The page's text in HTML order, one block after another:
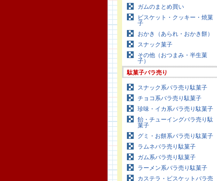
ガムのまとめ買い
ビスケット・クッキー・焼菓
子
おかき（あられ・おかき餅）
スナック菓子
その他（おつまみ・半生菓
子）
駄菓子バラ売り
スナック系バラ売り駄菓子
チョコ系バラ売り駄菓子
珍味・イカ系バラ売り駄菓子
飴・チューイングバラ売り駄
菓子
グミ・お餅系バラ売り駄菓子
ラムネバラ売り駄菓子
ガム系バラ売り駄菓子
ラーメン系バラ売り駄菓子
カステラ・ビスケットバラ売